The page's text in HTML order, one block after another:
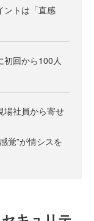
ントは「直感
初回から100人
社員から寄せ
覚”が情シスを